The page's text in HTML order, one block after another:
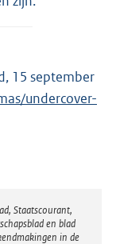
15 september
undercover-
Staatscourant,
en blad
in de